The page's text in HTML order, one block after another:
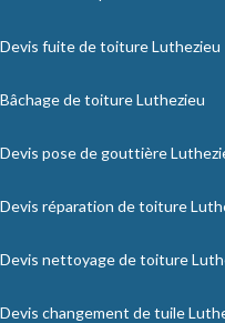
Devis fuite de toiture Luthezieu
Bâchage de toiture Luthezieu
Devis pose de gouttière
Devis réparation de toiture
Devis nettoyage de toiture
Devis changement de tuile